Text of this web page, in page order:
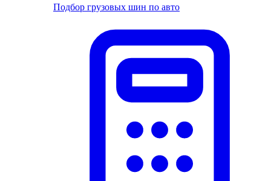
Подбор грузовых шин по авто